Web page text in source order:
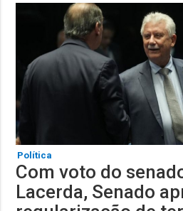
Política
Com voto do
Lacerda, Senado